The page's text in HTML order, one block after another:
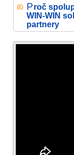
Proč
WIN-WIN
partnery